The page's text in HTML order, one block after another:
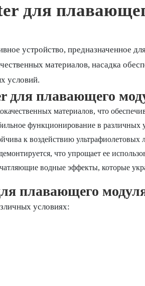
для
устройство, предназначенное
материалов, насадка
условий.
для плавающего
материалов, что
функционирование в различных
к воздействию ультрафиолетовых
что упрощает ее
водные эффекты, которые
плавающего
условиях: